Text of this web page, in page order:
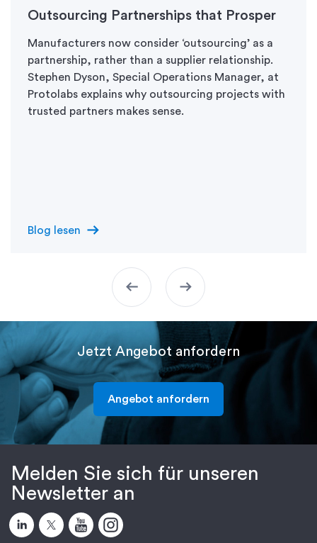
Outsourcing Partnerships that Prosper
Manufacturers now consider ‘outsourcing’ as a
partnership, rather than a supplier relationship.
Stephen Dyson, Special Operations Manager, at
Protolabs explains why outsourcing projects with
trusted partners makes sense.
Blog lesen arrow_right_alt
arrow_left_alt arrow_right_alt
Jetzt Angebot anfordern
Angebot anfordern
Melden Sie sich für unseren
Newsletter an